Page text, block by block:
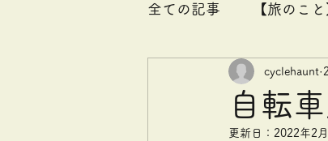
全ての記事 【旅のこと
自転
cyclehaunt
更新日： 2022年2